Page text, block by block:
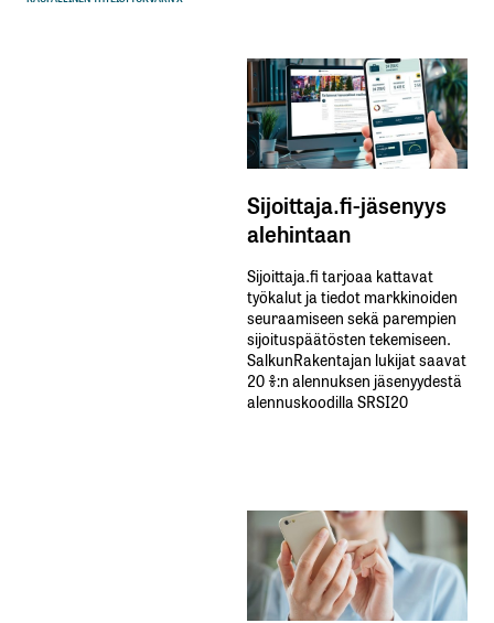
Sijoittaja.fi-jäsenyys
alehintaan
Sijoittaja.fi tarjoaa kattavat
työkalut ja tiedot markkinoiden
seuraamiseen sekä parempien
sijoituspäätösten tekemiseen.
SalkunRakentajan lukijat saavat
20 %:n alennuksen jäsenyydestä
alennuskoodilla SRSI20